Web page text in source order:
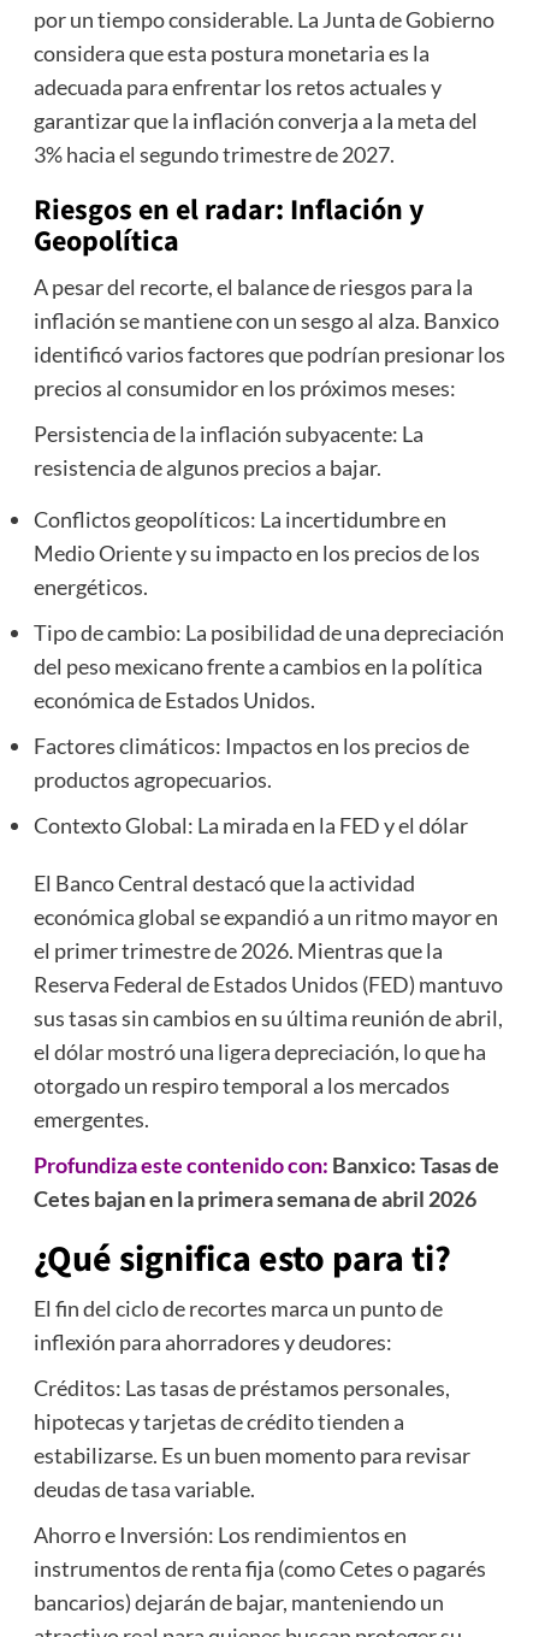
por un tiempo considerable. La Junta de Gobierno
considera que esta postura monetaria es la
adecuada para enfrentar los retos actuales y
garantizar que la inflación converja a la meta del
3% hacia el segundo trimestre de 2027.
Riesgos en el radar: Inflación y
Geopolítica
A pesar del recorte, el balance de riesgos para la
inflación se mantiene con un sesgo al alza. Banxico
identificó varios factores que podrían presionar los
precios al consumidor en los próximos meses:
Persistencia de la inflación subyacente: La
resistencia de algunos precios a bajar.
Conflictos geopolíticos: La incertidumbre en
Medio Oriente y su impacto en los precios de los
energéticos.
Tipo de cambio: La posibilidad de una depreciación
del peso mexicano frente a cambios en la política
económica de Estados Unidos.
Factores climáticos: Impactos en los precios de
productos agropecuarios.
Contexto Global: La mirada en la FED y el dólar
El Banco Central destacó que la actividad
económica global se expandió a un ritmo mayor en
el primer trimestre de 2026. Mientras que la
Reserva Federal de Estados Unidos (FED) mantuvo
sus tasas sin cambios en su última reunión de abril,
el dólar mostró una ligera depreciación, lo que ha
otorgado un respiro temporal a los mercados
emergentes.
Profundiza este contenido con: Banxico: Tasas de
Cetes bajan en la primera semana de abril 2026
¿Qué significa esto para ti?
El fin del ciclo de recortes marca un punto de
inflexión para ahorradores y deudores:
Créditos: Las tasas de préstamos personales,
hipotecas y tarjetas de crédito tienden a
estabilizarse. Es un buen momento para revisar
deudas de tasa variable.
Ahorro e Inversión: Los rendimientos en
instrumentos de renta fija (como Cetes o pagarés
bancarios) dejarán de bajar, manteniendo un